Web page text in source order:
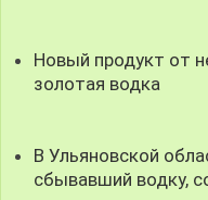
Новый продукт от
золотая водка
В Ульяновской
сбывавший водку,